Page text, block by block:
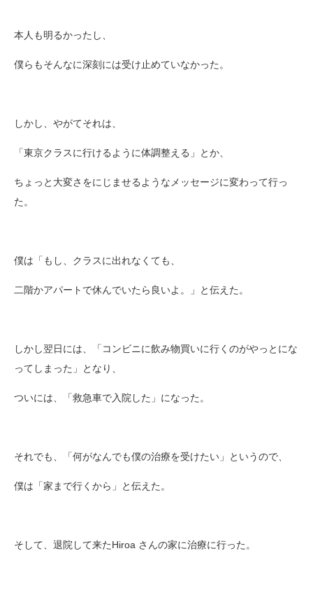
本人も明るかったし、
僕らもそんなに深刻には受け止めていなかった。
しかし、やがてそれは、
「東京クラスに行けるように体調整える」とか、
ちょっと大変さをにじませるようなメッセージに変わって行っ
た。
僕は「もし、クラスに出れなくても、
二階かアパートで休んでいたら良いよ。」と伝えた。
しかし翌日には、「コンビニに飲み物買いに行くのがやっとにな
ってしまった」となり、
ついには、「救急車で入院した」になった。
それでも、「何がなんでも僕の治療を受けたい」というので、
僕は「家まで行くから」と伝えた。
そして、退院して来たHiroa さんの家に治療に行った。